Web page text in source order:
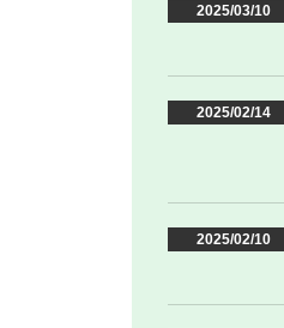
2025/03/10
2025/02/14
2025/02/10